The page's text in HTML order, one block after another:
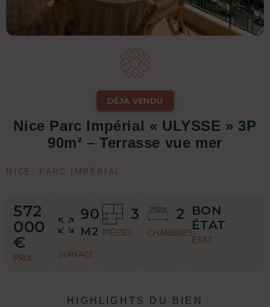
DÉJÀ VENDU
Nice Parc Impérial « ULYSSE » 3P
90m² – Terrasse vue mer
NICE- PARC IMPÉRIAL
572
000
€
PRIX
3
PIÈCES
2
CHAMBRES
90
M2
SURFACE
BON
ÉTAT
ÉTAT
HIGHLIGHTS DU BIEN